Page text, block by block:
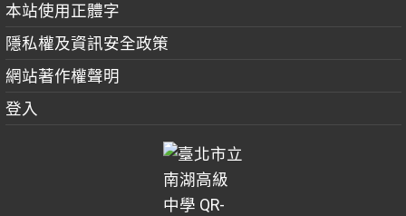
本站使用正體字
隱私權及資訊安全政策
網站著作權聲明
登入